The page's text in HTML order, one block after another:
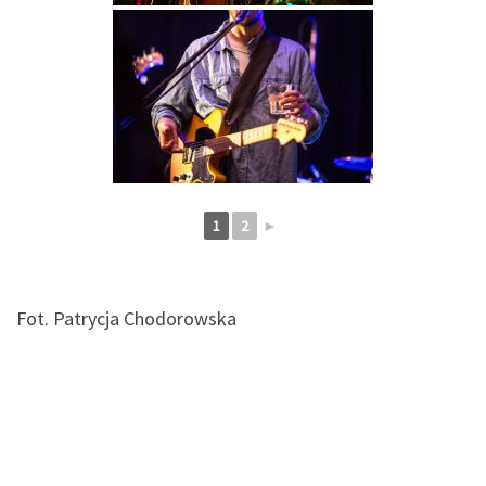
1 2 ►
Fot. Patrycja Chodorowska